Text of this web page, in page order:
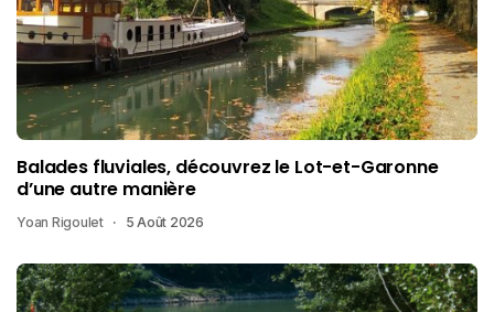
Balades fluviales, découvrez le Lot-et-Garonne
d’une autre manière
Yoan Rigoulet 5 Août 2026